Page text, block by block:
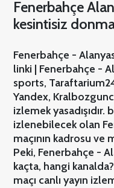
Fenerbahçe
kesintisiz
Fenerbahçe -
linki | Fenerbahçe -
sports,
Yandex,
izlemek yasadışıdır.
izlenebilecek olan
maçının kadrosu
Peki, Fenerbahçe -
kaçta, hangi
maçı canlı yayın